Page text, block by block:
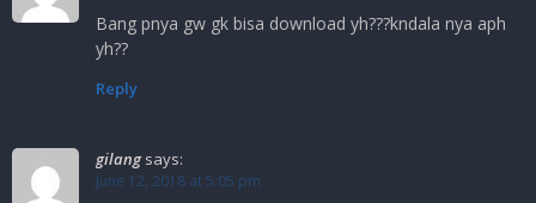
Bang pnya gw gk bisa download yh???kndala nya aph
yh??
Reply
gilang says:
June 12, 2018 at 5:05 pm